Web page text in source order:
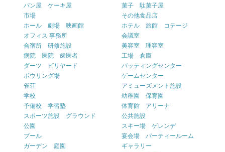
パン屋 ケーキ屋
菓子 駄菓子屋
市場
その他食品店
ホール 劇場 映画館
ホテル 旅館 コテージ
オフィス 事務所
会議室
合宿所 研修施設
美容室 理容室
病院 医院 歯医者
工場 倉庫
ダーツ ビリヤード
バッティングセンター
ボウリング場
ゲームセンター
雀荘
アミューズメント施設
学校
幼稚園 保育園
予備校 学習塾
体育館 アリーナ
スポーツ施設 グラウンド
公共施設
公園
スキー場 ゲレンデ
プール
宴会場 パーティールーム
ガーデン 庭園
ギャラリー